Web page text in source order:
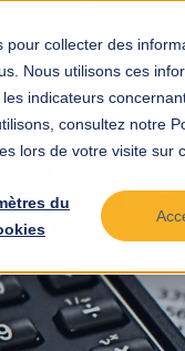
collecter des
Nous utilisons ces
indicateurs
consultez notre
lors de votre visite sur
du